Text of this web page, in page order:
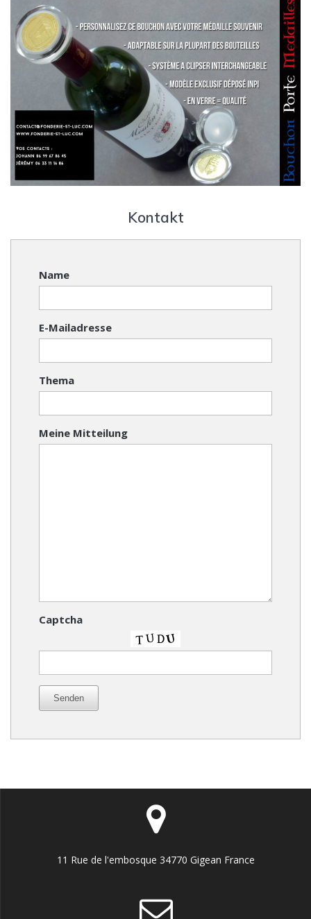
Kontakt
Name
E-Mailadresse
Thema
Meine Mitteilung
Captcha
Senden
11 Rue de l'embosque 34770 Gigean France